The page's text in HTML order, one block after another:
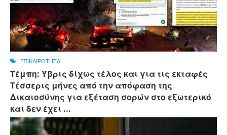
ΕΠΙΚΑΙΡΟΤΗΤΑ
Τέμπη: Ύβρις δίχως τέλος και για τις εκταφές
Τέσσερις μήνες από την απόφαση της
Δικαιοσύνης για εξέταση σορών στο εξωτερικό
και δεν έχει ...